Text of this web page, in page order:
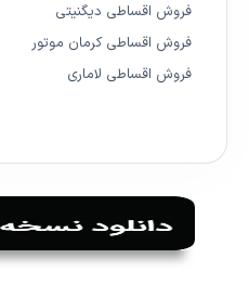
فروش اقساطی دیگنیتی
فروش اقساطی کرمان موتور
فروش اقساطی لاماری